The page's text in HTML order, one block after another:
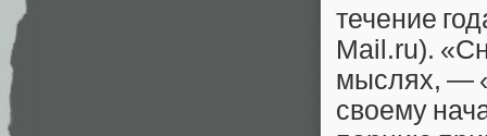
течение
Mail.ru).
мыслях, —
своему